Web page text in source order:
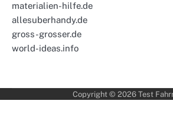
materialien-hilfe.de
allesuberhandy.de
gross-grosser.de
world-ideas.info
Copyright © 2026 Test